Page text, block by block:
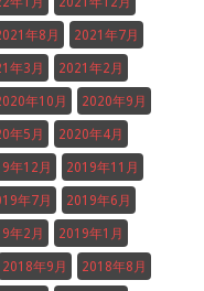
年8月 2021年7月
年3月 2021年2月
年10月 2020年9月
年5月 2020年4月
年12月 2019年11月
年7月 2019年6月
年2月 2019年1月
2018年9月 2018年8月